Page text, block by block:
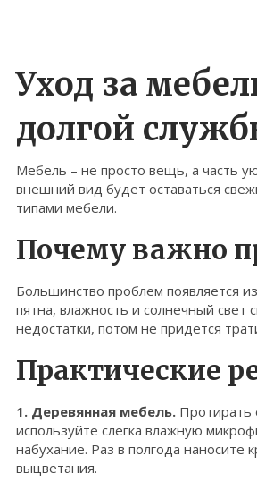
Уход за
долгой
Мебель – не просто вещь, а часть
внешний вид будет оставаться
типами мебели.
Почему важно
Большинство проблем появляется
пятна, влажность и солнечный свет
недостатки, потом не придётся
Практические
1. Деревянная мебель. Протирать
используйте слегка влажную
набухание. Раз в полгода наносите
выцветания.